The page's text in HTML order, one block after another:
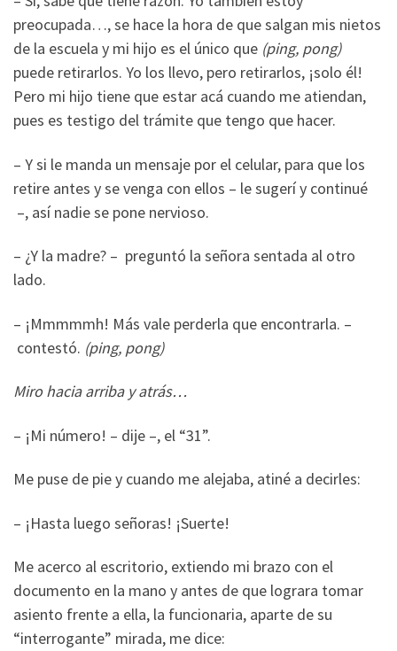
preocupada…, se hace la hora de que salgan mis nietos
de la escuela y mi hijo es el único que (ping, pong)
puede retirarlos. Yo los llevo, pero retirarlos, ¡solo él!
Pero mi hijo tiene que estar acá cuando me atiendan,
pues es testigo del trámite que tengo que hacer.
– Y si le manda un mensaje por el celular, para que los
retire antes y se venga con ellos – le sugerí y continué
–, así nadie se pone nervioso.
– ¿Y la madre? – preguntó la señora sentada al otro
lado.
– ¡Mmmmmh! Más vale perderla que encontrarla. –
contestó. (ping, pong)
Miro hacia arriba y atrás…
– ¡Mi número! – dije –, el “31”.
Me puse de pie y cuando me alejaba, atiné a decirles:
– ¡Hasta luego señoras! ¡Suerte!
Me acerco al escritorio, extiendo mi brazo con el
documento en la mano y antes de que lograra tomar
asiento frente a ella, la funcionaria, aparte de su
“interrogante” mirada, me dice: